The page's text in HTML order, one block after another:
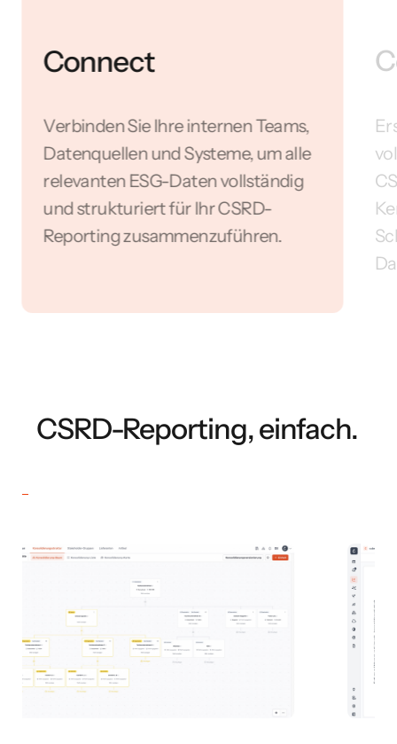
Connect
Verbinden Sie Ihre internen Teams,
Datenquellen und Systeme, um alle
relevanten ESG-Daten vollständig
und strukturiert für Ihr CSRD-
Reporting zusammenzuführen.
CSRD-Reporting, einfach.